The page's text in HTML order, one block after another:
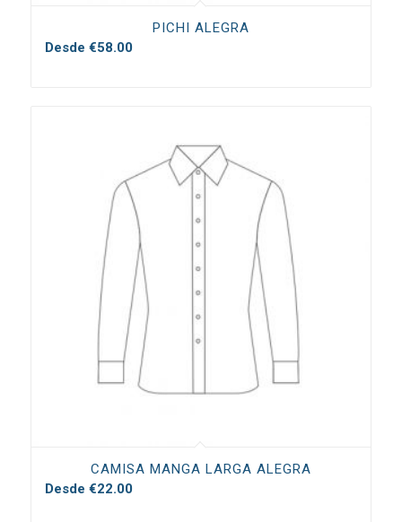
PICHI ALEGRA
Desde €58.00
CAMISA MANGA LARGA ALEGRA
Desde €22.00